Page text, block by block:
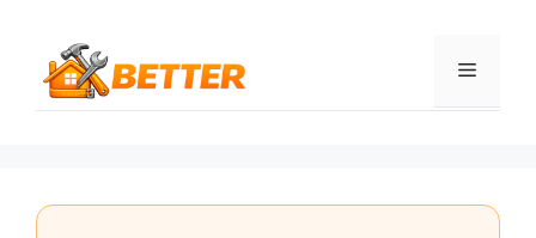
indhold
Menu